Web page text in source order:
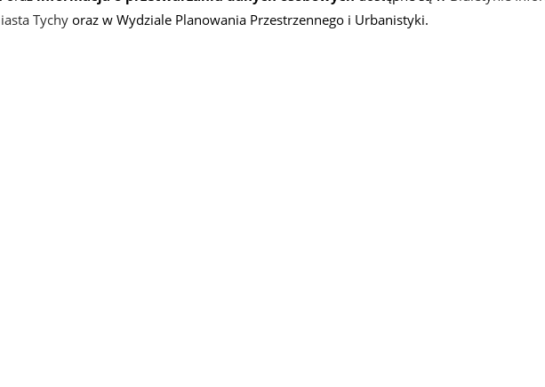
Tychyoraz w Wydziale Planowania Przestrzennego i Urbanistyki.